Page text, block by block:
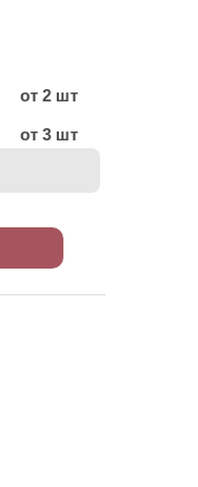
от 2 шт
от 3 шт